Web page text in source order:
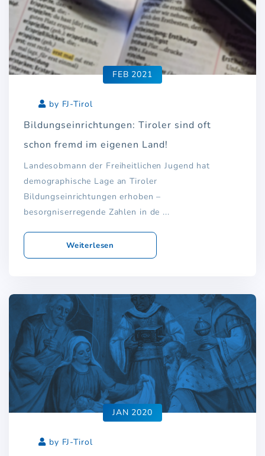
FEB 2021
by FJ-Tirol
Bildungseinrichtungen: Tiroler sind oft
schon fremd im eigenen Land!
Landesobmann der Freiheitlichen Jugend hat
demographische Lage an Tiroler
Bildungseinrichtungen erhoben –
besorgniserregende Zahlen in de ...
Weiterlesen
JAN 2020
by FJ-Tirol